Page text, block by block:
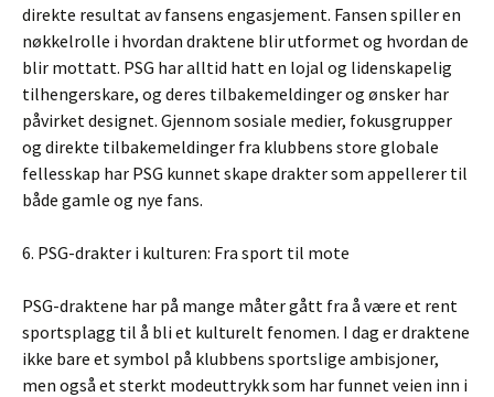
direkte resultat av fansens engasjement. Fansen spiller en
nøkkelrolle i hvordan draktene blir utformet og hvordan de
blir mottatt. PSG har alltid hatt en lojal og lidenskapelig
tilhengerskare, og deres tilbakemeldinger og ønsker har
påvirket designet. Gjennom sosiale medier, fokusgrupper
og direkte tilbakemeldinger fra klubbens store globale
fellesskap har PSG kunnet skape drakter som appellerer til
både gamle og nye fans.
6. PSG-drakter i kulturen: Fra sport til mote
PSG-draktene har på mange måter gått fra å være et rent
sportsplagg til å bli et kulturelt fenomen. I dag er draktene
ikke bare et symbol på klubbens sportslige ambisjoner,
men også et sterkt modeuttrykk som har funnet veien inn i